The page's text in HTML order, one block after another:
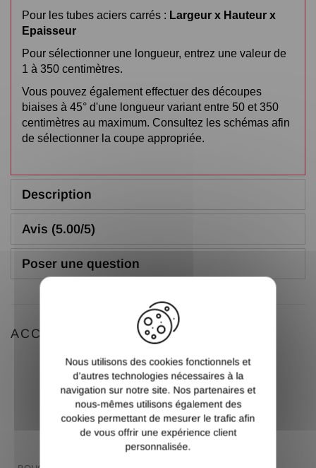
Pour les tubes aciers carrés : Largeur x Hauteur x
Epaisseur
Pour sélectionner une longueur, entrez une valeur de
1 à 350 centimètres.
Vous pouvez également effectuer des découpes
biaises à 45° d'une longueur variant entre 50 et 350
centimètres au maximum. Consultez les schémas afin
de sélectionner la coupe appropriée.
Description
Avis (5.00/5)
Poser une question
ACCESSOIRES
Nous utilisons des cookies fonctionnels et
d’autres technologies nécessaires à la
navigation sur notre site. Nos partenaires et
nous-mêmes utilisons également des
cookies permettant de mesurer le trafic afin
de vous offrir une expérience client
personnalisée.